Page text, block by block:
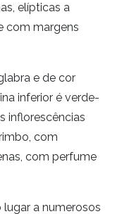
elípticas a
com margens
e de cor
inferior é verde-
inflorescências
com
com perfume
lugar a numerosos